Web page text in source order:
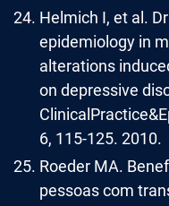
Helmich I, et al.
epidemiology in
alterations
on depressive
6, 115-125. 2010.
Roeder MA.
pessoas com